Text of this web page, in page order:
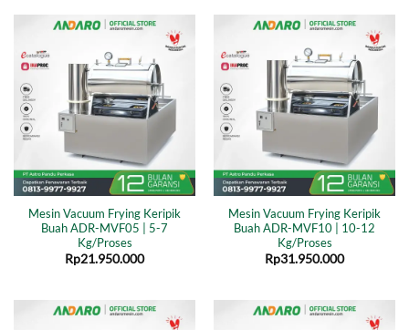
Mesin Vacuum Frying Keripik
Buah ADR-MVF05 | 5-7
Kg/Proses
Rp21.950.000
Mesin Vacuum Frying Keripik
Buah ADR-MVF10 | 10-12
Kg/Proses
Rp31.950.000